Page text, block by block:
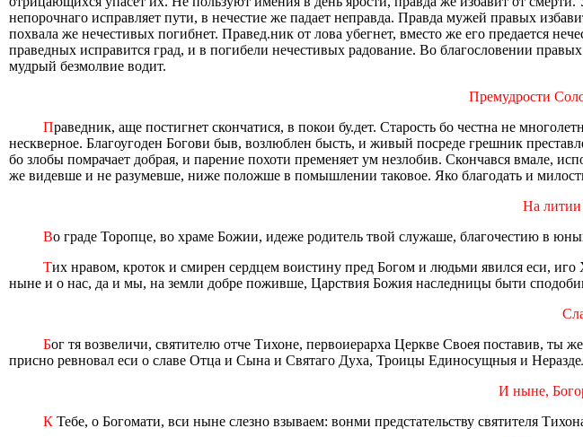
непорочнаго исправляет пути, в нечестие же падает неправда. Правда мужей правых
похвала же нечестивых погибнет. Правед.ник от лова убегнет, вместо же его предается
праведных исправится град, и в погибели нечестивых радование. Во благословении
мудрый безмолвие водит.
Премудрости
Праведник, аще постигнет скончатися, в покои бу.дет. Старость бо честна не
нескверное. Благоугоден Богови быв, возлюблен бысть, и живый посреде грешник
бо злобы помрачает добрая, и парение похоти пременяет ум незлобив. Скончався вмале,
же видевше и не разумевше, ниже положше в помышлении таковое. Яко благодать и
На литии
Во граде Торопце, во храме Божии, идеже родитель твой служаше, благочестию в
Тих нравом, кроток и смирен сердцем воистину пред Богом и людьми явился еси,
ныне и о нас, да и мы, на земли добре поживше, Царствия Божия наследницы быти
Бог тя возвеличи, святителю отче Тихоне, первоиерарха Церкве Своея поставив, ты
присно ревновал еси о славе Отца и Сына и Святаго Духа, Троицы Единосущныя и
И ныне,
КТебе, о Богомати, вси ныне слезно взываем: вонми предстательству святителя